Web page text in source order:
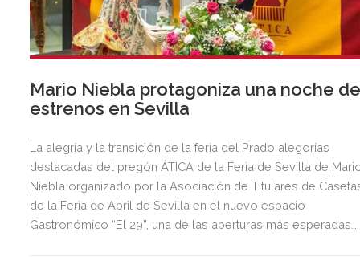
Mario Niebla protagoniza una noche
estrenos en Sevilla
La alegría y la transición de la feria del Prado alegorías
destacadas del pregón ÁTICA de la Feria de Sevilla de
Niebla organizado por la Asociación de Titulares de
de la Feria de Abril de Sevilla en el nuevo espacio
Gastronómico “El 29”, una de las aperturas más esperadas